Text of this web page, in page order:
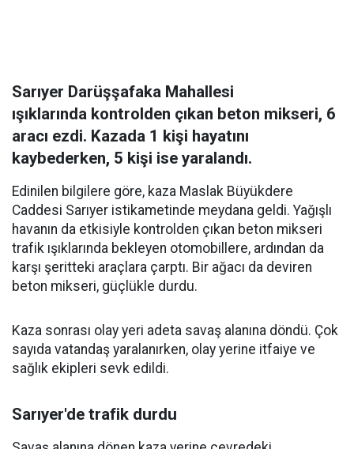
Sarıyer Darüşşafaka Mahallesi
ışıklarında kontrolden çıkan beton mikseri, 6
aracı ezdi. Kazada 1 kişi hayatını
kaybederken, 5 kişi ise yaralandı.
Edinilen bilgilere göre, kaza Maslak Büyükdere
Caddesi Sarıyer istikametinde meydana geldi. Yağışlı
havanın da etkisiyle kontrolden çıkan beton mikseri
trafik ışıklarında bekleyen otomobillere, ardından da
karşı şeritteki araçlara çarptı. Bir ağacı da deviren
beton mikseri, güçlükle durdu.
Kaza sonrası olay yeri adeta savaş alanına döndü. Çok
sayıda vatandaş yaralanırken, olay yerine itfaiye ve
sağlık ekipleri sevk edildi.
Sarıyer'de trafik durdu